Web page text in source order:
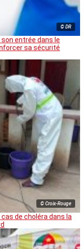
© DR
entrée dans le
sa sécurité
© Croix-Rouge
de choléra dans la